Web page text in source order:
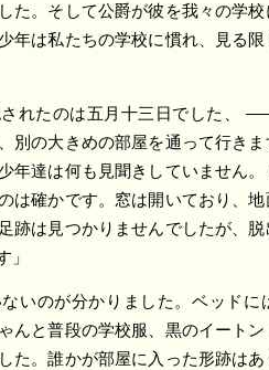
た。そして公爵が彼を我々の学
年は私たちの学校に慣れ、見る
れたのは五月十三日でした、
別の大きめの部屋を通って行き
年達は何も見聞きしていません
は確かです。窓は開いており、
跡は見つかりませんでしたが、
」
ないのが分かりました。ベッドに
んと普段の学校服、黒のイート
た。誰かが部屋に入った形跡は